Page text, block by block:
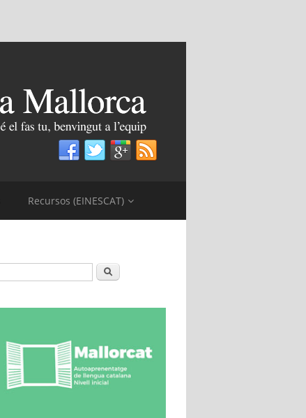
Recursos (EINESCAT)
Formulari de cercaCerca